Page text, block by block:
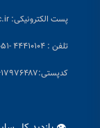
پست الکترونیکی:
تلفن : ۴۴۴۱۰۱۰۴ -۰۵۱
کدپستی:۹۶۱۷۹۷۶۴۸۷ صندوق پستی:۳۹۷